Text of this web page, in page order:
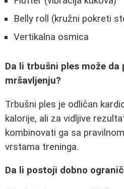
Belly roll (kružni pokreti
Vertikalna osmica
Da li trbušni ples može da
mršavljenju?
Trbušni ples je odličan
kalorije, ali za vidljive
kombinovati ga sa
vrstama treninga.
Da li postoji dobno